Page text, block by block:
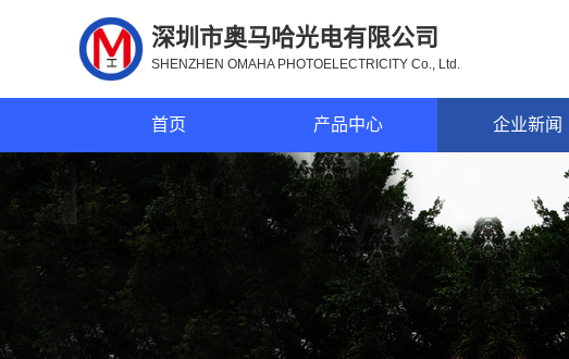
深圳市奥马哈光电有限公司
SHENZHEN OMAHA PHOTOELECTRICITY Co., Ltd.
首页 产品中心 企业新闻